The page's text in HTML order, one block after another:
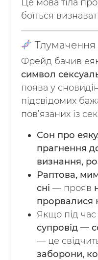
Це мова тіла про
боїться
Фрейд бачив
символ
поява у
підсвідомих
пов’язаних із
Сон про
прагнення
визнання,
Раптова,
сні — прояв
прорвалися
Якщо під час
супровід —
— це
заборони,